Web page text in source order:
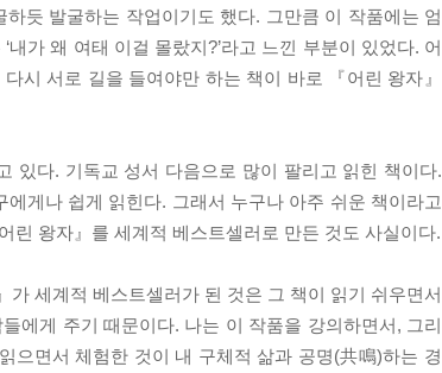
듯 발굴하는 작업이기도 했다. 그만큼 이 작품에는 엄
가 왜 여태 이걸 몰랐지?’라고 느낀 부분이 있었다. 어
시 서로 길을 들여야만 하는 책이 바로 『어린 왕자』
있다. 기독교 성서 다음으로 많이 팔리고 읽힌 책이다.
게나 쉽게 읽힌다. 그래서 누구나 아주 쉬운 책이라고
린 왕자』를 세계적 베스트셀러로 만든 것도 사실이다.
세계적 베스트셀러가 된 것은 그 책이 읽기 쉬우면서
에게 주기 때문이다. 나는 이 작품을 강의하면서, 그리
으면서 체험한 것이 내 구체적 삶과 공명(共鳴)하는 경